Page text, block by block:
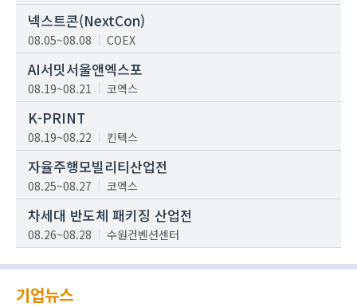
넥스트콘(NextCon)
08.05~08.08 COEX
AI서밋서울앤엑스포
08.19~08.21 코엑스
K-PRINT
08.19~08.22 킨텍스
자율주행모빌리티산업전
08.25~08.27 코엑스
차세대 반도체 패키징 산업전
08.26~08.28 수원컨벤션센터
기업뉴스